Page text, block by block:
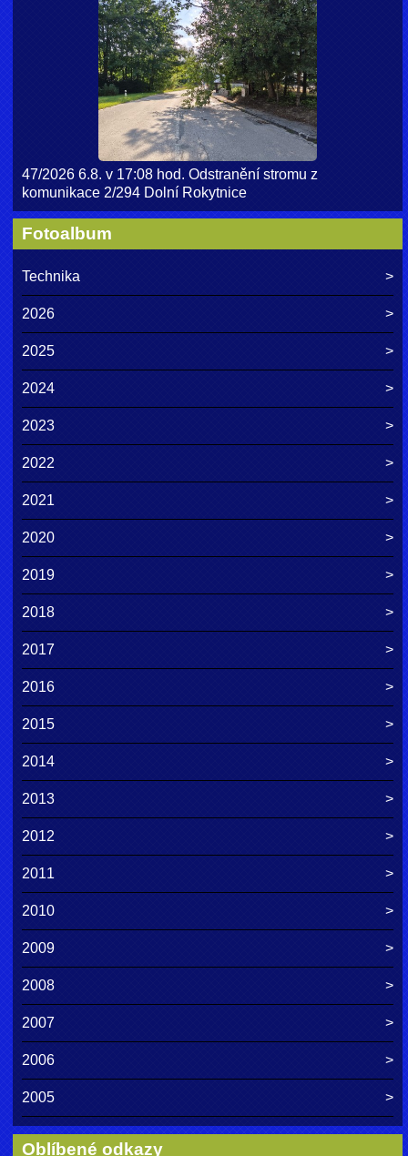
47/2026 6.8. v 17:08 hod. Odstranění stromu z
komunikace 2/294 Dolní Rokytnice
Fotoalbum
Technika
2026
2025
2024
2023
2022
2021
2020
2019
2018
2017
2016
2015
2014
2013
2012
2011
2010
2009
2008
2007
2006
2005
Oblíbené odkazy